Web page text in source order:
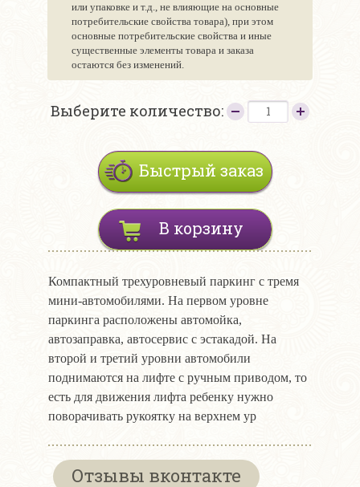
или упаковке и т.д., не влияющие на основные
потребительские свойства товара), при этом
основные потребительские свойства и иные
существенные элементы товара и заказа
остаются без изменений.
Выберите количество:
Быстрый заказ
В корзину
Компактный трехуровневый паркинг с тремя
мини-автомобилями. На первом уровне
паркинга расположены автомойка,
автозаправка, автосервис с эстакадой. На
второй и третий уровни автомобили
поднимаются на лифте с ручным приводом, то
есть для движения лифта ребенку нужно
поворачивать рукоятку на верхнем ур
Отзывы вконтакте